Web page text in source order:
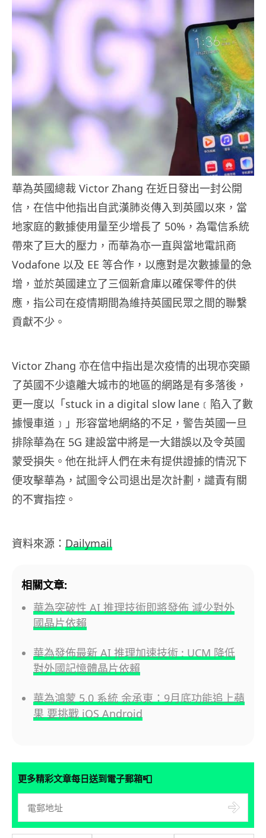
華為英國總裁 Victor Zhang 在近日發出一封公開
信，在信中他指出自武漢肺炎傳入到英國以來，當
地家庭的數據使用量至少增長了 50%，為電信系統
帶來了巨大的壓力，而華為亦一直與當地電訊商
Vodafone 以及 EE 等合作，以應對是次數據量的急
增，並於英國建立了三個新倉庫以確保零件的供
應，指公司在疫情期間為維持英國民眾之間的聯繫
貢獻不少。
Victor Zhang 亦在信中指出是次疫情的出現亦突顯
了英國不少遠離大城市的地區的網路是有多落後，
更一度以「stuck in a digital slow lane﹝陷入了數
據慢車道﹞」形容當地網絡的不足，警告英國一旦
排除華為在 5G 建設當中將是一大錯誤以及令英國
蒙受損失。他在批評人們在未有提供證據的情況下
便攻擊華為，試圖令公司退出是次計劃，譴責有關
的不實指控。
資料來源： Dailymail
相關文章:
華為突破性 AI 推理技術即將發佈 減少對外
國晶片依賴
華為發佈最新 AI 推理加速技術 : UCM 降低
對外國記憶體晶片依賴
華為鴻蒙 5.0 系統 余承東：9月底功能追上蘋
果 要挑戰 iOS Android
更多精彩文章每日送到電子郵箱📮